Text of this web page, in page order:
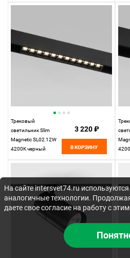
Трековый
светильник Slim
Magnetic SL02 12W
4200K черный
3 220 ₽
В КОРЗИНУ
На сайте intersvet74.ru
аналогичные технологии.
даете свое согласие на работу с